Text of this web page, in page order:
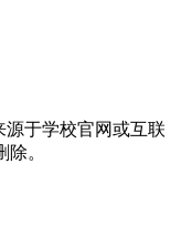
源于学校官网或互联
。